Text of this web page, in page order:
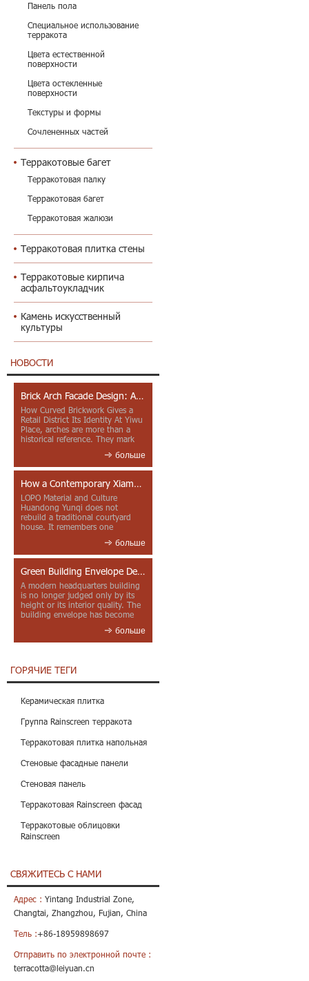
Панель пола
Специальное использование
терракота
Цвета естественной
поверхности
Цвета остекленные
поверхности
Текстуры и формы
Сочлененных частей
Терракотовые багет
Терракотовая палку
Терракотовая багет
Терракотовая жалюзи
Терракотовая плитка стены
Терракотовые кирпича
асфальтоукладчик
Камень искусственный
культуры
НОВОСТИ
Brick Arch Facade Design: A Closer Look at Yiwu Place
How Curved Brickwork Gives a
Retail District Its Identity At Yiwu
Place, arches are more than a
historical reference. They mark
больше
How a Contemporary Xiamen Project Reframes Minnan Red Brick
LOPO Material and Culture
Huandong Yunqi does not
rebuild a traditional courtyard
house. It remembers one
больше
Green Building Envelope Design: Clay Sunscreen Fins for Modern Headquarters Architecture
A modern headquarters building
is no longer judged only by its
height or its interior quality. The
building envelope has become
больше
ГОРЯЧИЕ ТЕГИ
Керамическая плитка
Группа Rainscreen терракота
Терракотовая плитка напольная
Стеновые фасадные панели
Стеновая панель
Терракотовая Rainscreen фасад
Терракотовые облицовки
Rainscreen
СВЯЖИТЕСЬ С НАМИ
Адрес : Yintang Industrial Zone,
Changtai, Zhangzhou, Fujian, China
Тель :+86-18959898697
Отправить по электронной почте :
terracotta@leiyuan.cn